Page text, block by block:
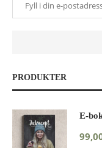
PRODUKTER
E-